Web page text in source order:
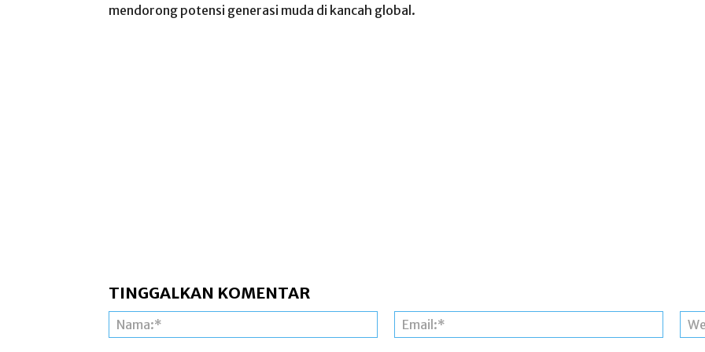
mendorong potensi generasi muda di kancah global.
TINGGALKAN KOMENTAR
Nama:* Email:*